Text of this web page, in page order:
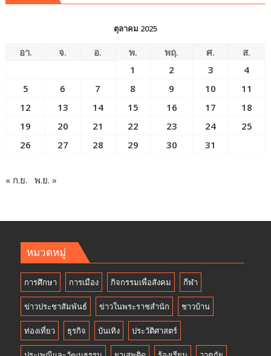
ตุลาคม 2025
อา. จ. อ. พ. พฤ. ศ.
ส.
1
2 3
4
5
6 7 8 9 10
11
12
13 14 15 16 17
18
19
20 21 22 23 24
25
26
27 28 29 30 31
« ก.ย. พ.ย. »
หมวดหมู่
การศึกษา การเมือง กิจกรรมเพื่อสังคม กีฬา
ข่าวประชาสัมพันธ์ ข่าวในพระราชสำนัก ชาวบ้าน
ท่องเที่ยว ธุรกิจ บันเทิง ประวัติศาสตร์